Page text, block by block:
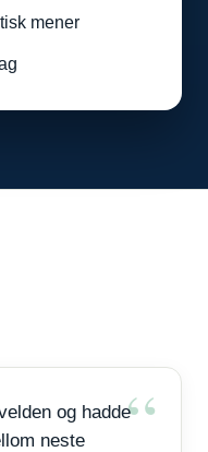
mener
og hadde
neste